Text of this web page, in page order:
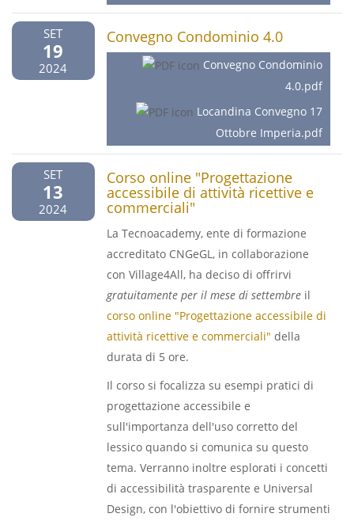
SET
19
2024
Convegno Condominio 4.0
Convegno Condominio
4.0.pdf
Locandina Convegno 17
Ottobre Imperia.pdf
SET
13
2024
Corso online "Progettazione
accessibile di attività ricettive e
commerciali"
La Tecnoacademy, ente di formazione
accreditato CNGeGL, in collaborazione
con Village4All, ha deciso di offrirvi
gratuitamente per il mese di settembreil
corso online "Progettazione accessibile di
attività ricettive e commerciali" della
durata di 5 ore.
Il corso si focalizza su esempi pratici di
progettazione accessibile e
sull'importanza dell'uso corretto del
lessico quando si comunica su questo
tema. Verranno inoltre esplorati i concetti
di accessibilità trasparente e Universal
Design, con l'obiettivo di fornire strumenti